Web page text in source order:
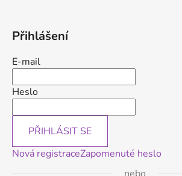
Přihlášení
E-mail
Heslo
PŘIHLÁSIT SE
Nová registraceZapomenuté heslo